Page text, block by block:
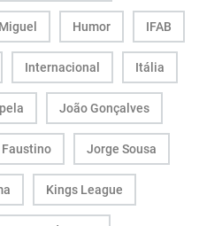
Humor IFAB
Internacional Itália
João Gonçalves
Jorge Sousa
Kings League